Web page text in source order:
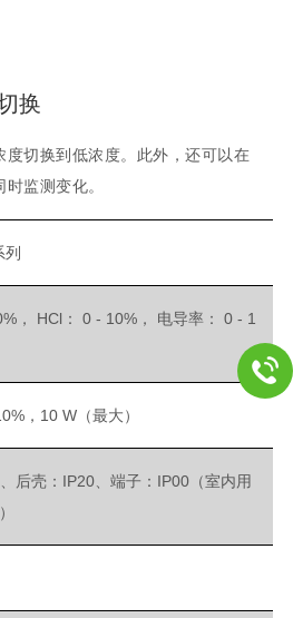
换
度切换到低浓度。此外，还可以在
监测变化。
， HCl： 0 - 10%， 电导率： 0 - 1
，10 W（最大）
后壳：IP20、端子：IP00（室内用